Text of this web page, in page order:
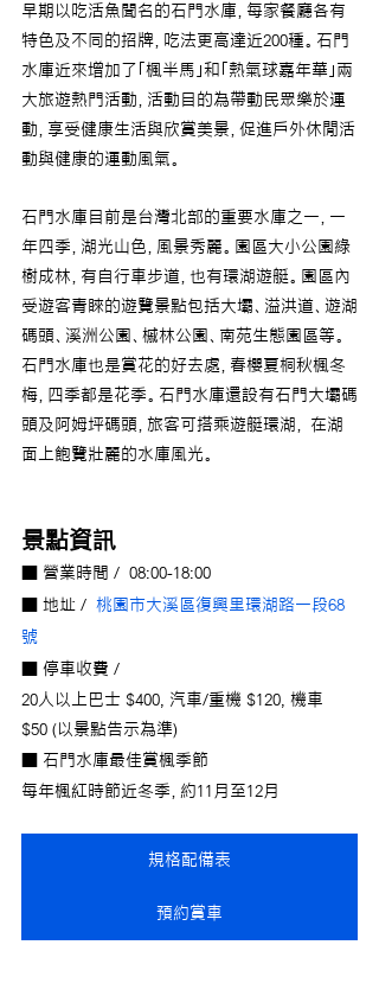
早期以吃活魚聞名的石門水庫，每家餐廳各有
特色及不同的招牌，吃法更高達近200種。石門
水庫近來增加了｢楓半馬｣和｢熱氣球嘉年華｣兩
大旅遊熱門活動，活動目的為帶動民眾樂於運
動，享受健康生活與欣賞美景，促進戶外休閒活
動與健康的運動風氣。
石門水庫目前是台灣北部的重要水庫之一，一
年四季，湖光山色，風景秀麗。園區大小公園綠
樹成林，有自行車步道，也有環湖遊艇。園區內
受遊客青睞的遊覽景點包括大壩、溢洪道、遊湖
碼頭、溪洲公園、槭林公園、南苑生態園區等。
石門水庫也是賞花的好去處，春櫻夏桐秋楓冬
梅，四季都是花季。石門水庫還設有石門大壩碼
頭及阿姆坪碼頭，旅客可搭乘遊艇環湖， 在湖
面上飽覽壯麗的水庫風光。
景點資訊
■ 營業時間 /  08:00-18:00
■ 地址 / 桃園市大溪區復興里環湖路一段68
號
■ 停車收費 /
20人以上巴士 $400, 汽車/重機 $120, 機車
$50 (以景點告示為準)
■ 石門水庫最佳賞楓季節
每年楓紅時節近冬季，約11月至12月
規格配備表
預約賞車